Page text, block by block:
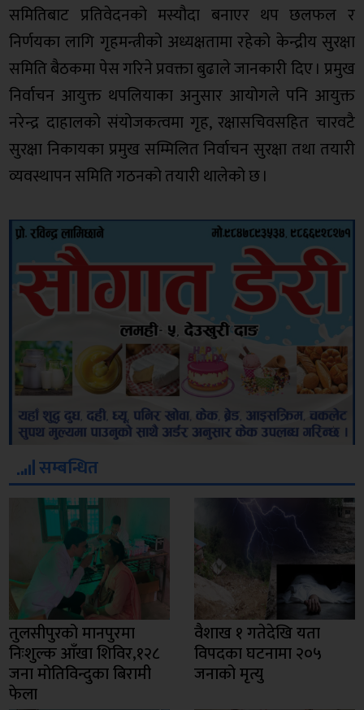
समितिबाट प्रतिवेदनको मस्यौदा बनाएर थप छलफल र
निर्णयका लागि गृहमन्त्रीको अध्यक्षतामा रहेको केन्द्रीय सुरक्षा
समिति बैठकमा पेस गरिने प्रवक्ता बुढाले जानकारी दिए । प्रमुख
निर्वाचन आयुक्त थपलियाका अनुसार आयोगले पनि आयुक्त
नरेन्द्र दाहालको संयोजकत्वमा गृह, रक्षासचिवसहित चारवटै
सुरक्षा निकायका प्रमुख सम्मिलित निर्वाचन सुरक्षा तथा तयारी
व्यवस्थापन समिति गठनको तयारी थालेको छ ।
सम्बन्धित
तुलसीपुरको मानपुरमा
निःशुल्क आँखा शिविर,१२८
जना मोतिविन्दुका बिरामी
फेला
वैशाख १ गतेदेखि यता
विपदका घटनामा २०५
जनाको मृत्यु